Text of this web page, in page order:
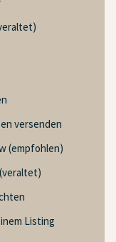
versenden
(empfohlen)
Listing